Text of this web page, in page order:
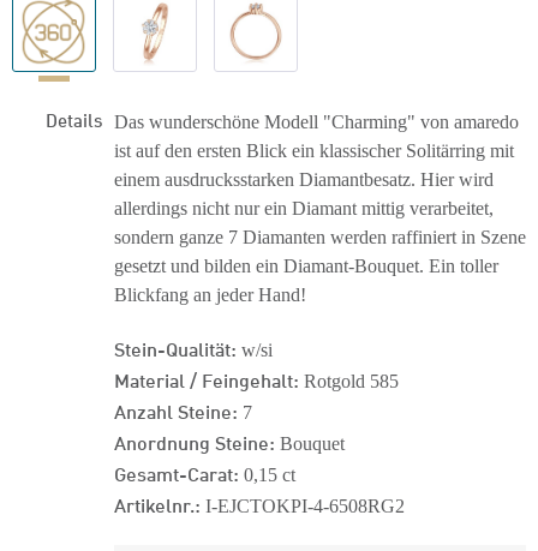
Details Das wunderschöne Modell "Charming" von amaredo
ist auf den ersten Blick ein klassischer Solitärring mit
einem ausdrucksstarken Diamantbesatz. Hier wird
allerdings nicht nur ein Diamant mittig verarbeitet,
sondern ganze 7 Diamanten werden raffiniert in Szene
gesetzt und bilden ein Diamant-Bouquet. Ein toller
Blickfang an jeder Hand!
Stein-Qualität: w/si
Material / Feingehalt: Rotgold 585
Anzahl Steine: 7
Anordnung Steine: Bouquet
Gesamt-Carat: 0,15 ct
Artikelnr.: I-EJCTOKPI-4-6508RG2